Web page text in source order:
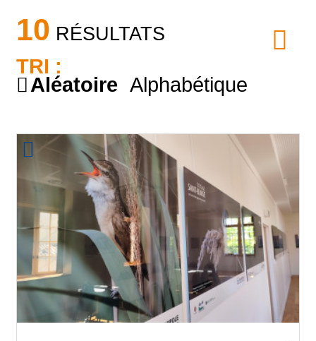
10 RÉSULTATS
TRI :
Aléatoire Alphabétique